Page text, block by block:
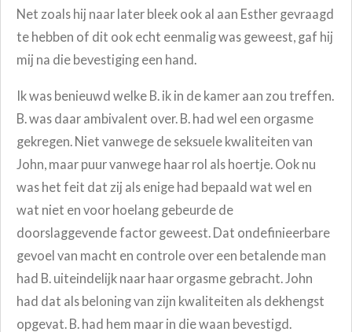
Net zoals hij naar later bleek ook al aan Esther gevraagd
te hebben of dit ook echt eenmalig was geweest, gaf hij
mij na die bevestiging een hand.
Ik was benieuwd welke B. ik in de kamer aan zou treffen.
B. was daar ambivalent over. B. had wel een orgasme
gekregen. Niet vanwege de seksuele kwaliteiten van
John, maar puur vanwege haar rol als hoertje. Ook nu
was het feit dat zij als enige had bepaald wat wel en
wat niet en voor hoelang gebeurde de
doorslaggevende factor geweest. Dat ondefinieerbare
gevoel van macht en controle over een betalende man
had B. uiteindelijk naar haar orgasme gebracht. John
had dat als beloning van zijn kwaliteiten als dekhengst
opgevat. B. had hem maar in die waan bevestigd.